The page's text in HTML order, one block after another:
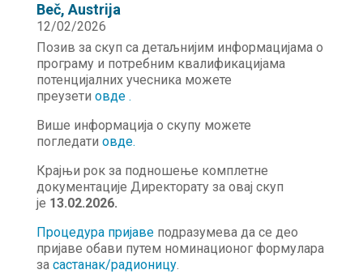
Beč, Austrija
12/02/2026
Позив за скуп са детаљнијим информацијама о
програму и потребним квалификацијама
потенцијалних учесника можете
преузети овде .
Више информација о скупу можете
погледати овде.
Крајњи рок за подношење комплетне
документације Директорату за овај скуп
је 13.02.2026.
Процедура пријавеподразумева да се део
пријаве обави путем номинационог формулара
за састанак/радионицу.